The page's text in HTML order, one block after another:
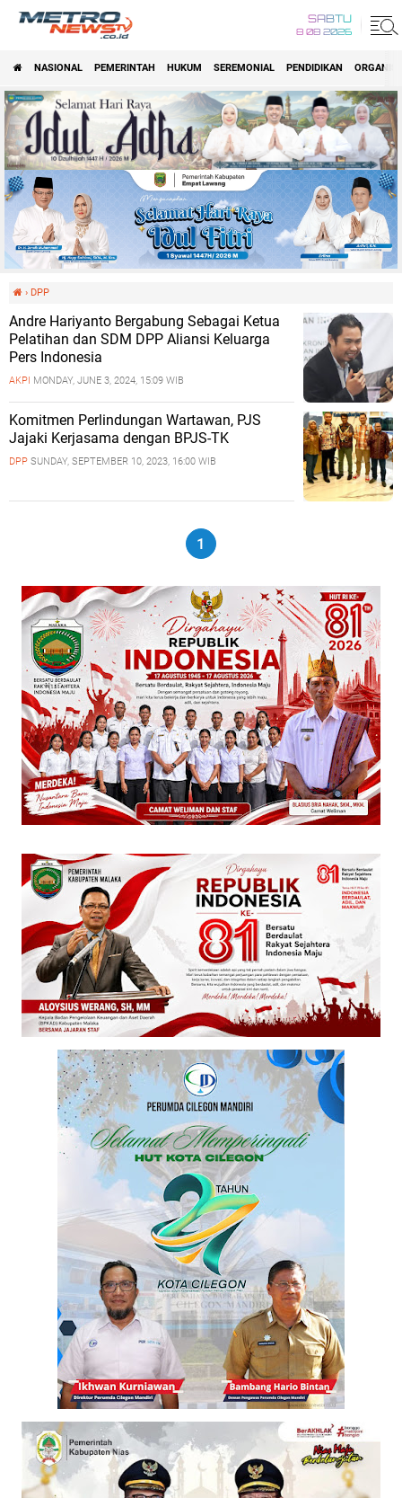
SABTU
8 08 2026
NASIONAL PEMERINTAH HUKUM SEREMONIAL PENDIDIKAN
› DPP
Andre Hariyanto Bergabung Sebagai Ketua
Pelatihan dan SDM DPP Aliansi Keluarga
Pers Indonesia
AKPI MONDAY, JUNE 3, 2024, 15:09 WIB
Komitmen Perlindungan Wartawan, PJS
Jajaki Kerjasama dengan BPJS-TK
DPP SUNDAY, SEPTEMBER 10, 2023, 16:00 WIB
1